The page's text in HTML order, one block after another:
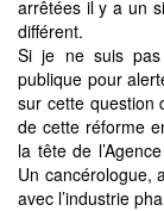
arrêtées il y a un
différent.
Si je ne suis pas
publique pour
sur cette question
de cette réforme
la tête de
Un cancérologue,
avec l’industrie